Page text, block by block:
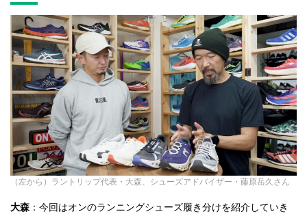
（左から）ラントリップ代表・大森、シューズアドバイザー・藤原岳久さん
大森 ：今回はオンのランニングシューズ履き分けを紹介していき